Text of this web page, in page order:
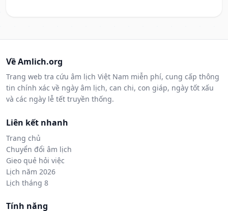
Về Amlich.org
Trang web tra cứu âm lịch Việt Nam miễn phí, cung cấp thông
tin chính xác về ngày âm lịch, can chi, con giáp, ngày tốt xấu
và các ngày lễ tết truyền thống.
Liên kết nhanh
Trang chủ
Chuyển đổi âm lịch
Gieo quẻ hỏi việc
Lịch năm 2026
Lịch tháng 8
Tính năng